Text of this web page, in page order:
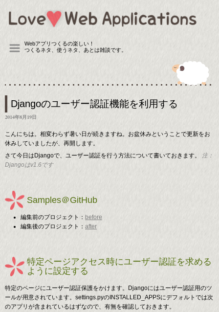
Webアプリつくるの楽しい！
つくるネタ、使うネタ、あとは雑談です。
Djangoのユーザー認証機能を利用する
2014年8月19日
こんにちは。相変わらず暑い日が続きますね。お盆休みということで更新をお
休みしていましたが、再開します。
さて今日はDjangoで、ユーザー認証を行う方法について書いておきます。 注：
Djangoはv1.6です
Samples＠GitHub
編集前のプロジェクト： before
編集後のプロジェクト： after
特定ページアクセス時にユーザー認証を求める
ように設定する
特定のページにユーザー認証保護をかけます。Djangoにはユーザー認証用のツ
ールが用意されています。settings.pyのINSTALLED_APPSにデフォルトでは次
のアプリが含まれているはずなので、有無を確認しておきます。